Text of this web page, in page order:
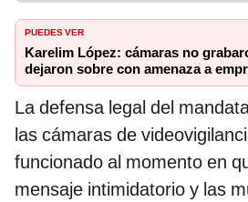
PUEDES VER
Karelim López: cámaras no
dejaron sobre con amenaza a
La defensa legal del
las cámaras de
funcionado al momento en
mensaje intimidatorio y las